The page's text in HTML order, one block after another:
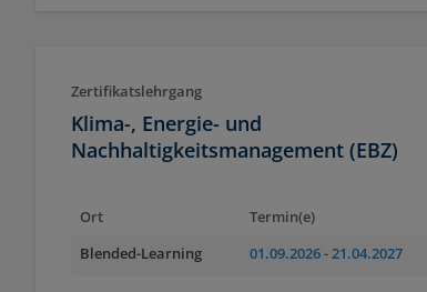
Zertifikatslehrgang
Klima-, Energie- und
Nachhaltigkeitsmanagement (EBZ)
Ort
Termin(e)
Blended-Learning
01.09.2026- 21.04.2027